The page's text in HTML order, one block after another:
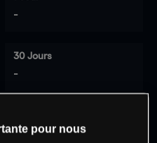
-
30 Jours
-
position à
pour nous